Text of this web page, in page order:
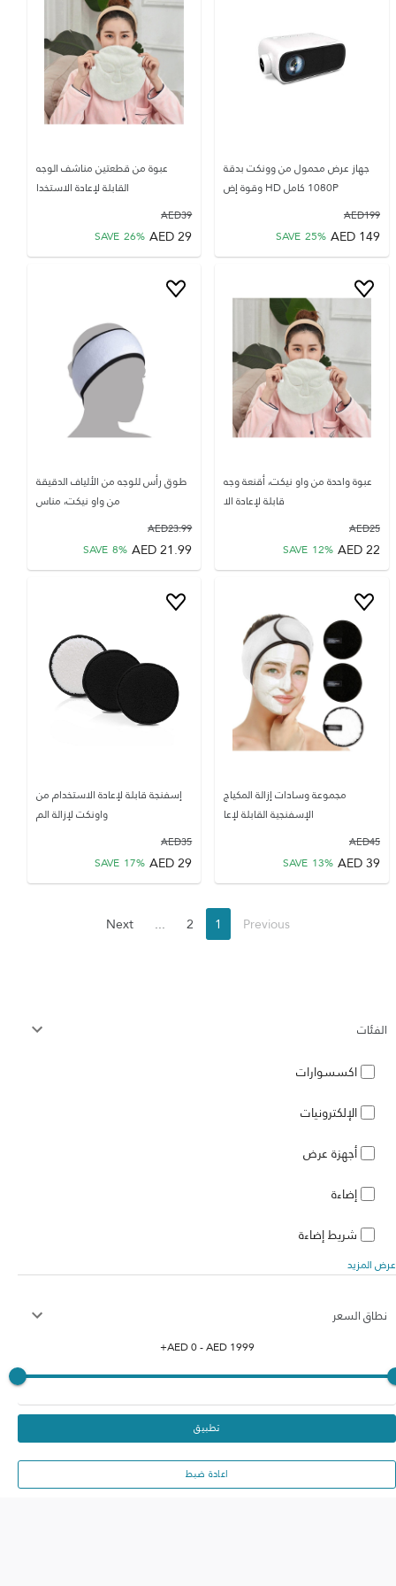
الفئات
اكسسوارات
الإلكترونيات
أجهزة عرض
إضاءة
شريط إضاءة
عرض المزيد
نطاق السعر
AED0- AED1999
+
تطبيق
اعادة ضبط
جهاز عرض محمول من وونكت بدقة
1080P كامل HD وقوة إض
199
AED
149
AED
SAVE 25%
عبوة من قطعتين مناشف الوجه
القابلة لإعادة الاستخدا
39
AED
29
AED
SAVE 26%
عبوة واحدة من واو نيكت، أقنعة وجه
قابلة لإعادة الا
25
AED
22
AED
SAVE 12%
طوق رأس للوجه من الألياف الدقيقة
من واو نيكت، مناس
23.99
AED
21.99
AED
SAVE 8%
مجموعة وسادات إزالة المكياج
الإسفنجية القابلة لإعا
45
AED
39
AED
SAVE 13%
إسفنجة قابلة لإعادة الاستخدام من
واونكت لإزالة الم
35
AED
29
AED
SAVE 17%
Previous
1
2
...
Next